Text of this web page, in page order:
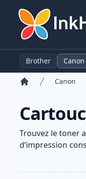
Brother Canon
Canon
Trouvez le toner
d’impression